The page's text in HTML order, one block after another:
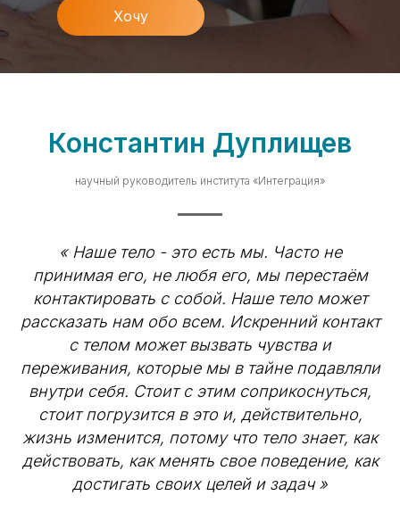
Хочу
Константин Дуплищев
научный руководитель института «Интеграция»
« Наше тело - это есть мы. Часто не
принимая его, не любя его, мы перестаём
контактировать с собой. Наше тело может
рассказать нам обо всем. Искренний контакт
с телом может вызвать чувства и
переживания, которые мы в тайне подавляли
внутри себя. Стоит с этим соприкоснуться,
стоит погрузится в это и, действительно,
жизнь изменится, потому что тело знает, как
действовать, как менять свое поведение, как
достигать своих целей и задач »